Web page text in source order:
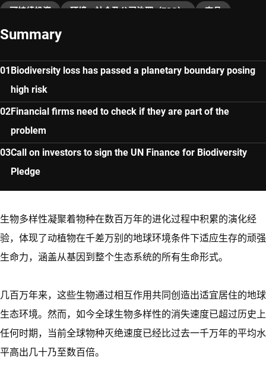
可持续投资 环境、社会及公司治理（ESG） 商品
Summary
Biodiversity loss has passed a planetary boundary posing
high risk
Financial firms need to check if they are part of the
problem
Call on investors to sign the UN Finance for Biodiversity
Pledge
生物多样性凝聚着物种在数百万年的进化过程中积累的演化经
验，体现了动植物在千差万别的地球环境条件下适应生存的顽强
生命力，涵盖从基因到整个生态系统的所有生命形式。
几百万年来，这些生物通过相互作用共同创造出适宜居住的地球
生态环境。然而，如今全球生物多样性的消失速度已超过历史上
任何时期，当前全球物种灭绝速度已经比过去一千万年的平均水
平高出几十乃至数百倍。